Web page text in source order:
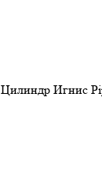
Цилиндр Игнис